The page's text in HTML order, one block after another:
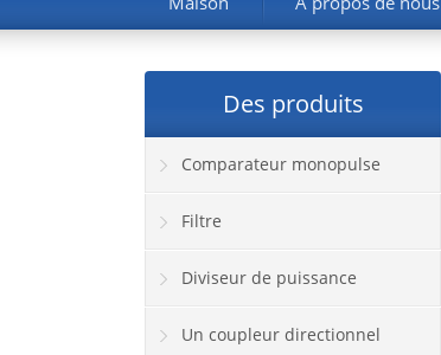
Des produits
Comparateur monopulse
Filtre
Diviseur de puissance
Un coupleur directionnel